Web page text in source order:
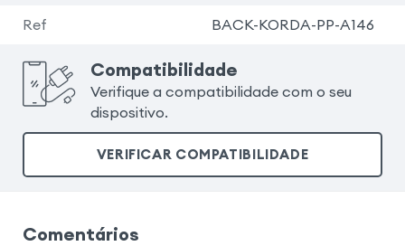
Ref BACK-KORDA-PP-A146
Compatibilidade
Verifique a compatibilidade com o seu
dispositivo.
VERIFICAR COMPATIBILIDADE
Comentários